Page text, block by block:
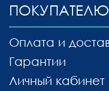
ПОКУПАТЕЛЮ
Оплата и
Гарантии
Личный кабинет